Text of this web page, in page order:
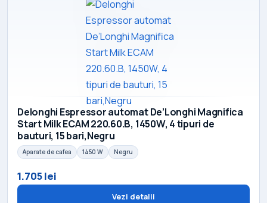
Delonghi Espressor automat De’Longhi Magnifica
Start Milk ECAM 220.60.B, 1450W, 4 tipuri de
bauturi, 15 bari,Negru
Aparate de cafea 1450 W Negru
1.705 lei
Vezi detalii